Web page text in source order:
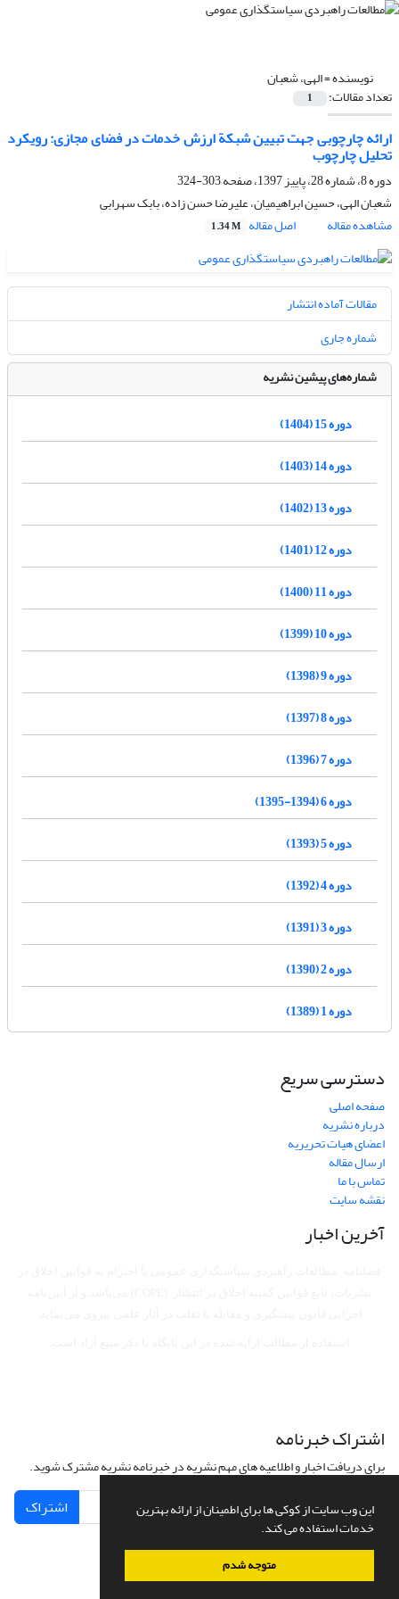
این وب سایت از کوکی ها برای اطمینان از ارائه بهترین
خدمات استفاده می کند.
متوجه شدم
نویسنده =الهی، شعبان
تعداد مقالات: 1
ارائه چارچوبی جهت تبیین شبکة ارزش خدمات در فضای مجازی: رویکرد
تحلیل چارچوب
دوره 8، شماره 28، پاییز 1397، صفحه
303-324
شعبان الهی، حسین ابراهیمیان، علیرضا حسن زاده، بابک سهرابی
مشاهده مقاله
اصل مقاله 1.34 M
مقالات آماده انتشار
شماره جاری
شماره‌های پیشین نشریه
دوره 15 (1404)
دوره 14 (1403)
دوره 13 (1402)
دوره 12 (1401)
دوره 11 (1400)
دوره 10 (1399)
دوره 9 (1398)
دوره 8 (1397)
دوره 7 (1396)
دوره 6 (1394-1395)
دوره 5 (1393)
دوره 4 (1392)
دوره 3 (1391)
دوره 2 (1390)
دوره 1 (1389)
دسترسی سریع
صفحه اصلی
درباره نشریه
اعضای هیات تحریریه
ارسال مقاله
تماس با ما
نقشه سایت
آخرین اخبار
اشتراک خبرنامه
برای دریافت اخبار و اطلاعیه های مهم نشریه در خبرنامه نشریه مشترک شوید.
اشتراک
سامانه مدیریت نشریات علمی.طراحی و پیاده سازی ازسیناوب